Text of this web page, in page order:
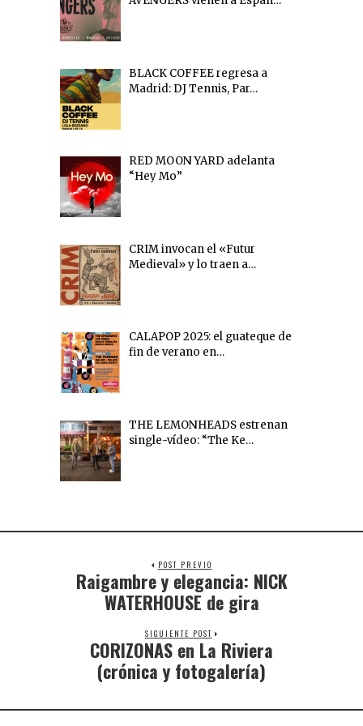
BLACK COFFEE regresa a
Madrid: DJ Tennis, Par…
RED MOON YARD adelanta
“Hey Mo”
CRIM invocan el «Futur
Medieval» y lo traen a…
CALAPOP 2025: el guateque de
fin de verano en…
THE LEMONHEADS estrenan
single-vídeo: “The Ke…
POST PREVIO
Raigambre y elegancia: NICK
WATERHOUSE de gira
SIGUIENTE POST
CORIZONAS en La Riviera
(crónica y fotogalería)